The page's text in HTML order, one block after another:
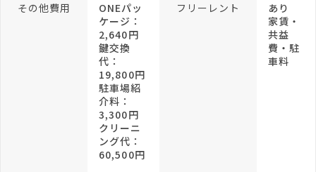
その他費用
ONEパッ
ケージ：
2,640円
鍵交換
代：
19,800円
駐車場紹
介料：
3,300円
クリーニ
ング代：
60,500円
フリーレント
あり
家賃・
共益
費・駐
車料